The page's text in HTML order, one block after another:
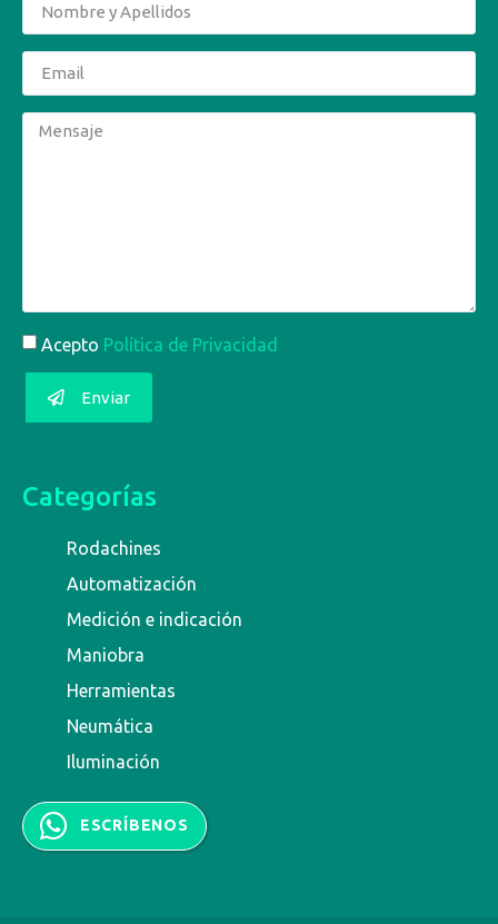
Acepto Política de Privacidad
Enviar
Categorías
Rodachines
Automatización
Medición e indicación
Maniobra
Herramientas
Neumática
Iluminación
ESCRÍBENOS